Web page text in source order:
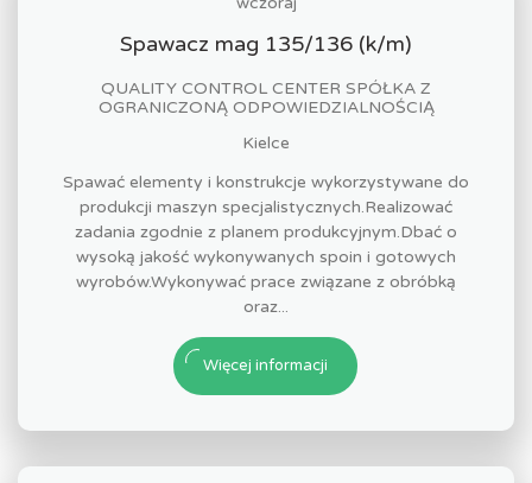
Spawacz mag 135/136 (k/m)
QUALITY CONTROL CENTER SPÓŁKA Z
OGRANICZONĄ ODPOWIEDZIALNOŚCIĄ
Kielce
Spawać elementy i konstrukcje wykorzystywane do
produkcji maszyn specjalistycznych.Realizować
zadania zgodnie z planem produkcyjnym.Dbać o
wysoką jakość wykonywanych spoin i gotowych
wyrobów.Wykonywać prace związane z obróbką
oraz...
Więcej informacji